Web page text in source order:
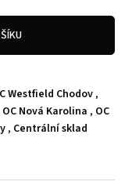
Westfield Chodov ,
OC Nová Karolina , OC
, Centrální sklad